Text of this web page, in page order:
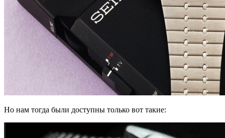
Но нам тогда были доступны только вот такие: